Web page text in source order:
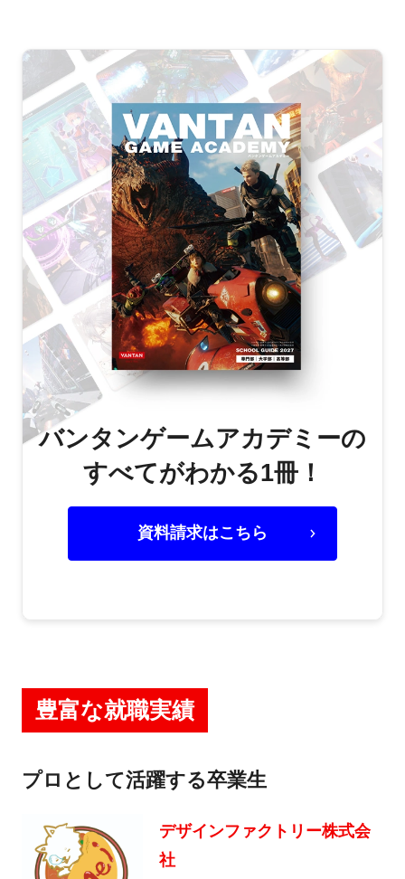
バンタンゲームアカデミーの
すべてがわかる1冊！
資料請求はこちら
豊富な就職実績
プロとして活躍する卒業生
デザインファクトリー株式会
社